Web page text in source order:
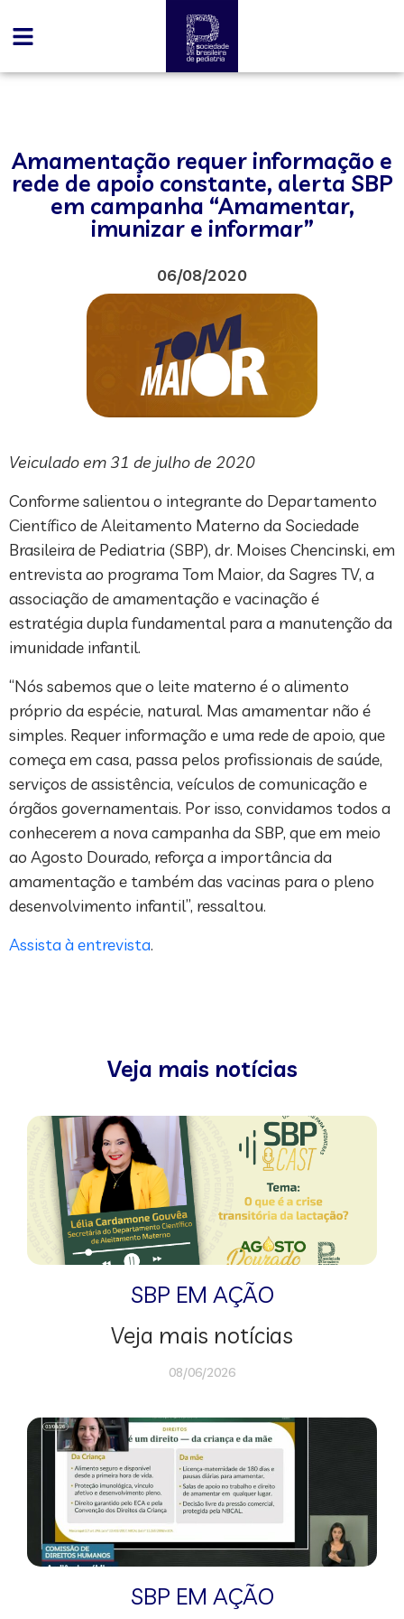
Amamentação requer informação e
rede de apoio constante, alerta SBP
em campanha “Amamentar,
imunizar e informar”
06/08/2020
Veiculado em 31 de julho de 2020
Conforme salientou o integrante do Departamento
Científico de Aleitamento Materno da Sociedade
Brasileira de Pediatria (SBP), dr. Moises Chencinski, em
entrevista ao programa Tom Maior, da Sagres TV, a
associação de amamentação e vacinação é
estratégia dupla fundamental para a manutenção da
imunidade infantil.
“Nós sabemos que o leite materno é o alimento
próprio da espécie, natural. Mas amamentar não é
simples. Requer informação e uma rede de apoio, que
começa em casa, passa pelos profissionais de saúde,
serviços de assistência, veículos de comunicação e
órgãos governamentais. Por isso, convidamos todos a
conhecerem a nova campanha da SBP, que em meio
ao Agosto Dourado, reforça a importância da
amamentação e também das vacinas para o pleno
desenvolvimento infantil”, ressaltou.
Assista à entrevista.
Veja mais notícias
SBP EM AÇÃO
Veja mais notícias
08/06/2026
SBP EM AÇÃO